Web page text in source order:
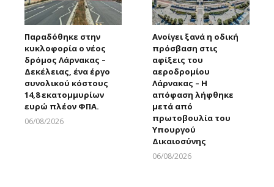
Παραδόθηκε στην
κυκλοφορία ο νέος
δρόμος Λάρνακας –
Δεκέλειας, ένα έργο
συνολικού κόστους
14,8 εκατομμυρίων
ευρώ πλέον ΦΠΑ.
06/08/2026
Ανοίγει ξανά η οδική
πρόσβαση στις
αφίξεις του
αεροδρομίου
Λάρνακας – Η
απόφαση λήφθηκε
μετά από
πρωτοβουλία του
Υπουργού
Δικαιοσύνης
06/08/2026